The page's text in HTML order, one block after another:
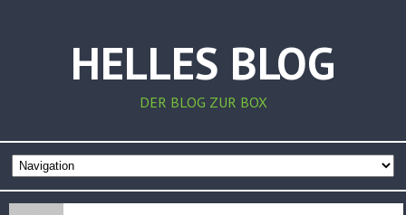
HELLES BLOG
DER BLOG ZUR BOX